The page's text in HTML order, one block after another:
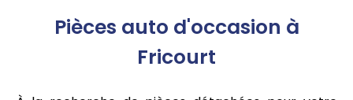
Pièces auto d'occasion à
Fricourt